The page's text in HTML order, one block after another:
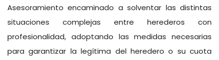
Asesoramiento encaminado a solventar las distintas
situaciones complejas entre herederos con
profesionalidad, adoptando las medidas necesarias
para garantizar la legítima del heredero o su cuota